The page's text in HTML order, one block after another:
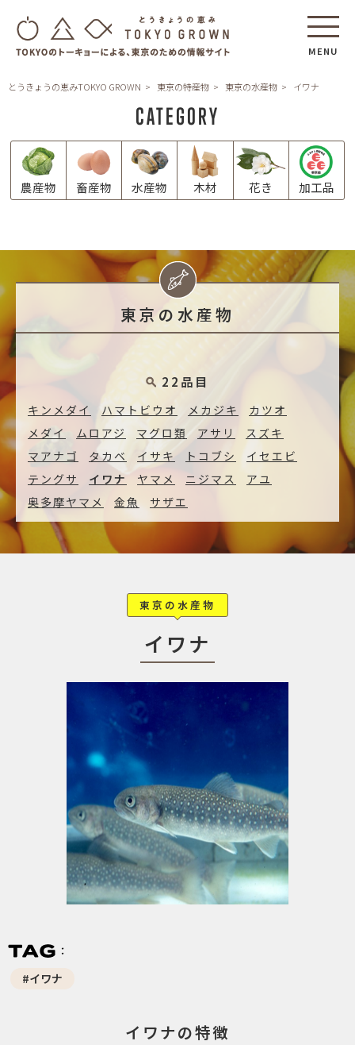
MENU
とうきょうの恵みTOKYO GROWN 東京の特産物 東京の水産物 イワナ
CATEGORY
農産物 畜産物 水産物 木材 花き 加工品
東京の水産物
22品目
キンメダイ ハマトビウオ メカジキ
カツオ
メダイ
ムロアジ マグロ類 アサリ
スズキ
マアナゴ
タカベ イサキ トコブシ
イセエビ
テングサ
イワナ ヤマメ ニジマス
アユ
奥多摩ヤマメ
金魚 サザエ
東京の水産物
イワナ
#イワナ
イワナの特徴